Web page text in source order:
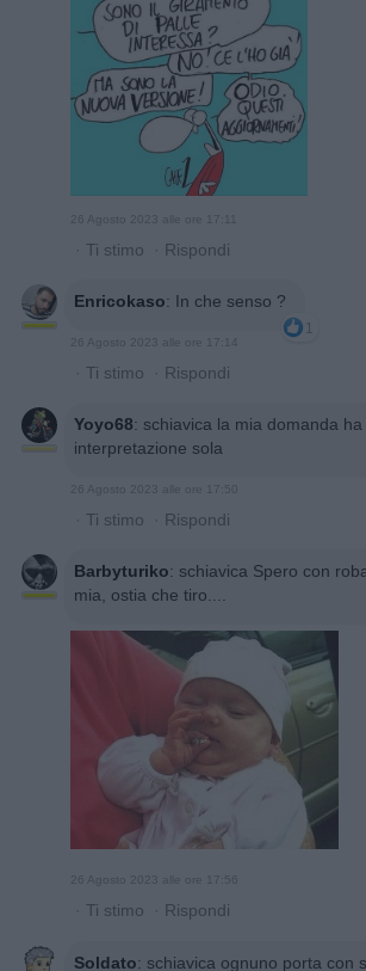
26 Agosto 2023 alle ore 17:11
· Ti stimo · Rispondi
Enricokaso: In che senso ?
1
26 Agosto 2023 alle ore 17:14
· Ti stimo · Rispondi
Yoyo68: schiavica la mia domanda ha
interpretazione sola
26 Agosto 2023 alle ore 17:50
· Ti stimo · Rispondi
Barbyturiko: schiavica Spero con
mia, ostia che tiro....
26 Agosto 2023 alle ore 17:56
· Ti stimo · Rispondi
Soldato: schiavica ognuno porta con